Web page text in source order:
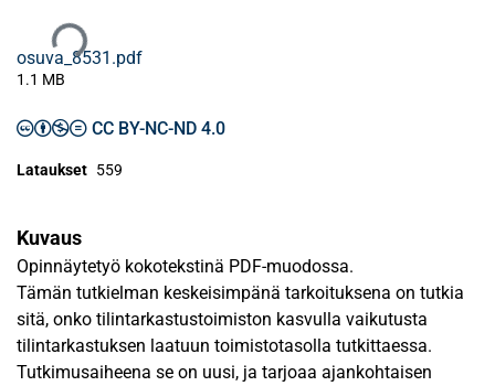
Ladataan...
osuva_8531.pdf
1.1 MB
CC BY-NC-ND 4.0
Lataukset 559
Kuvaus
Opinnäytetyö kokotekstinä PDF-muodossa.
Tämän tutkielman keskeisimpänä tarkoituksena on tutkia
sitä, onko tilintarkastustoimiston kasvulla vaikutusta
tilintarkastuksen laatuun toimistotasolla tutkittaessa.
Tutkimusaiheena se on uusi, ja tarjoaa ajankohtaisen